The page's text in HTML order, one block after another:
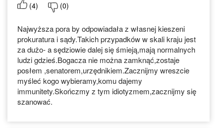
(4) (0)
Najwyższa pora by odpowiadała z własnej kieszeni
prokuratura i sądy.Takich przypadków w skali kraju jest
za dużo- a sędziowie dalej się śmieją,mają normalnych
ludzi gdzieś.Bogacza nie można zamknąć,zostaje
posłem ,senatorem,urzędnikiem.Zacznijmy wreszcie
myśleć kogo wybieramy,komu dajemy
immunitety.Skończmy z tym idiotyzmem,zacznijmy się
szanować.